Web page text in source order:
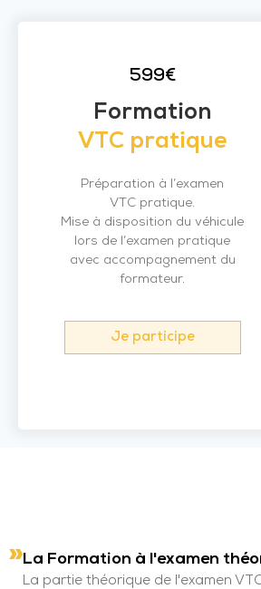
599€
Formation
VTC pratique
Préparation à l’examen
VTC pratique.
Mise à disposition du véhicule
lors de l’examen pratique
avec accompagnement du
formateur.
Je participe
La Formation à l'examen
La partie théorique de l'examen